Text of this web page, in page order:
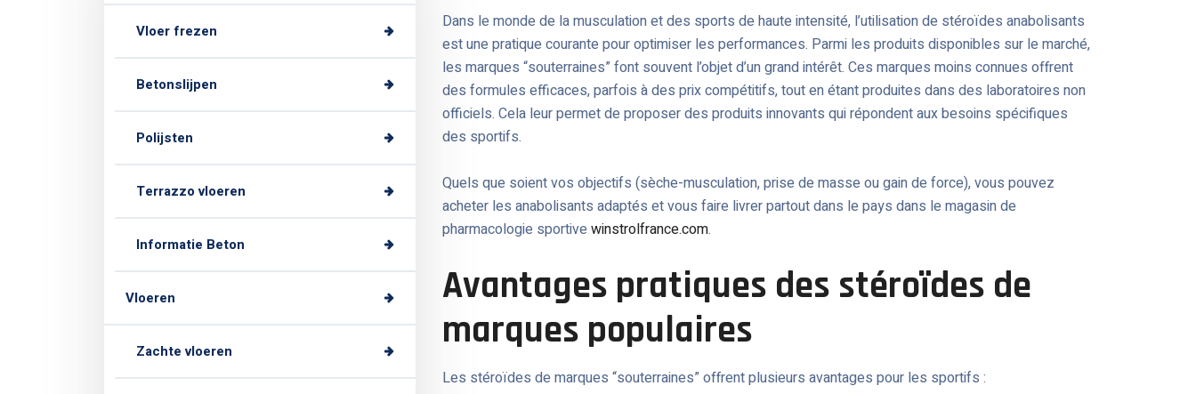
Dans le monde de la musculation et des sports de haute intensité, l’utilisation de stéroïdes anabolisants
est une pratique courante pour optimiser les performances. Parmi les produits disponibles sur le marché,
les marques “souterraines” font souvent l’objet d’un grand intérêt. Ces marques moins connues offrent
des formules efficaces, parfois à des prix compétitifs, tout en étant produites dans des laboratoires non
officiels. Cela leur permet de proposer des produits innovants qui répondent aux besoins spécifiques
des sportifs.
Quels que soient vos objectifs (sèche-musculation, prise de masse ou gain de force), vous pouvez
acheter les anabolisants adaptés et vous faire livrer partout dans le pays dans le magasin de
pharmacologie sportive winstrolfrance.com.
Avantages pratiques des stéroïdes de
marques populaires
Les stéroïdes de marques “souterraines” offrent plusieurs avantages pour les sportifs :
Vloer frezen
Betonslijpen
Polijsten
Terrazzo vloeren
Informatie Beton
Vloeren
Zachte vloeren